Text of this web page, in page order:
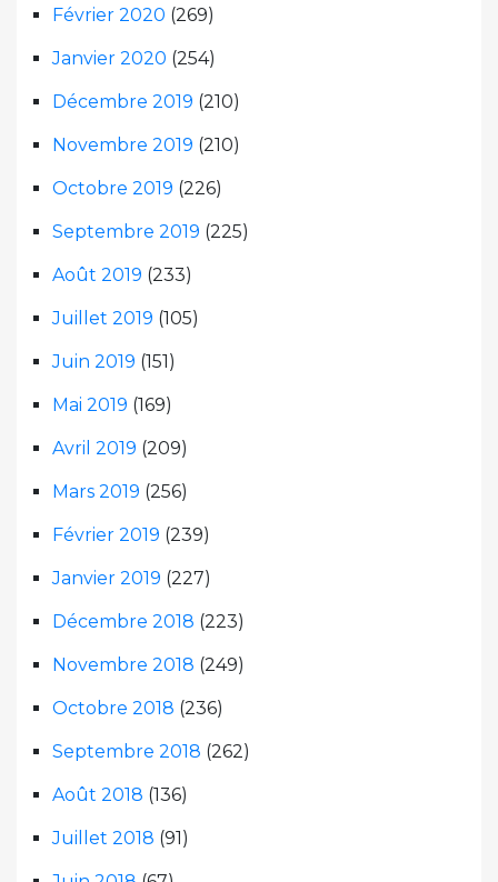
Février 2020 (269)
Janvier 2020 (254)
Décembre 2019 (210)
Novembre 2019 (210)
Octobre 2019 (226)
Septembre 2019 (225)
Août 2019 (233)
Juillet 2019 (105)
Juin 2019 (151)
Mai 2019 (169)
Avril 2019 (209)
Mars 2019 (256)
Février 2019 (239)
Janvier 2019 (227)
Décembre 2018 (223)
Novembre 2018 (249)
Octobre 2018 (236)
Septembre 2018 (262)
Août 2018 (136)
Juillet 2018 (91)